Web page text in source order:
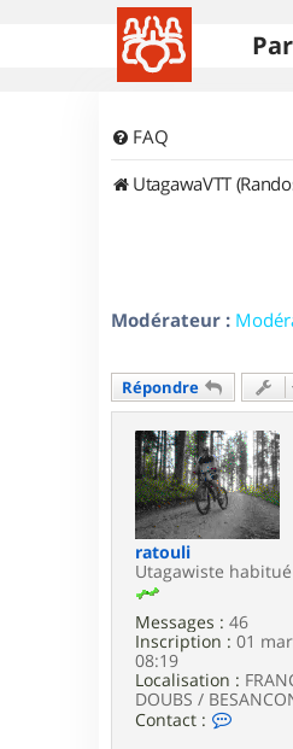
FAQ
UtagawaVTT
Modérateur :
Répondre
ratouli
Utagawiste habitué
Messages : 46
Inscription : 01
08:19
Localisation :
DOUBS /
Contact :